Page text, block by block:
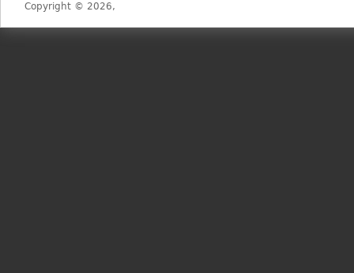
Copyright © 2026,